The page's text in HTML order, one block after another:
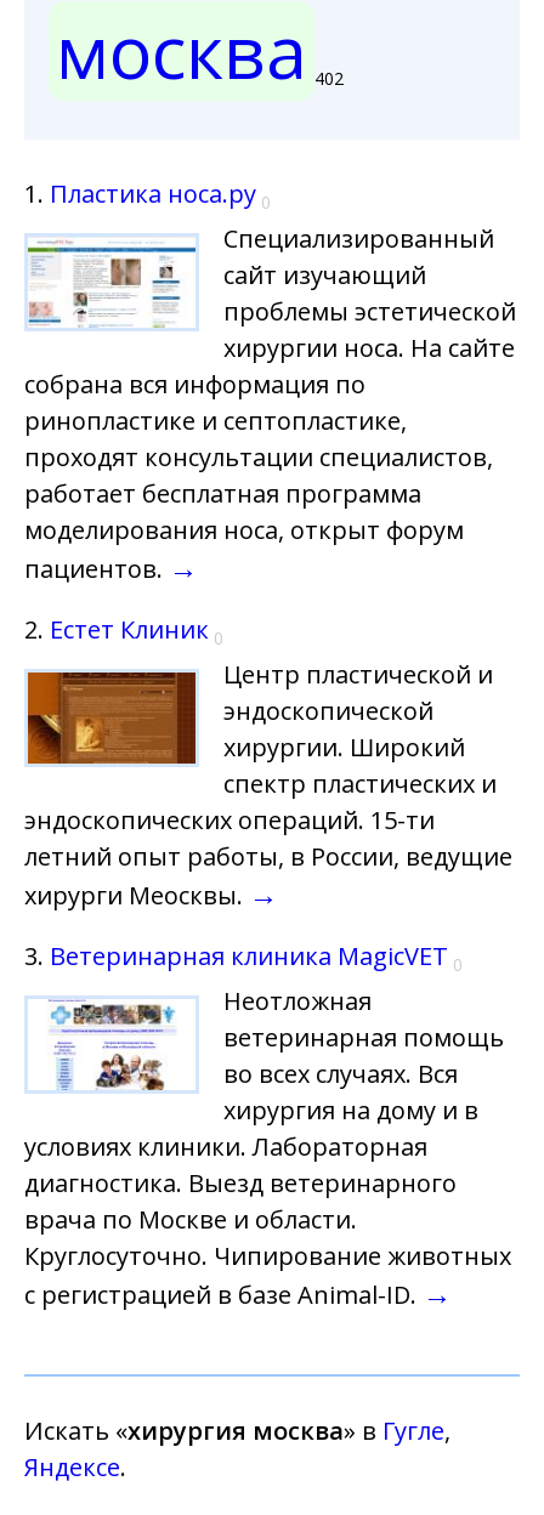
москва 402
1. Пластика носа.ру 0
Специализированный
сайт изучающий
проблемы эстетической
хирургии носа. На сайте
собрана вся информация по
ринопластике и септопластике,
проходят консультации специалистов,
работает бесплатная программа
моделирования носа, открыт форум
пациентов. →
2. Естет Клиник 0
Центр пластической и
эндоскопической
хирургии. Широкий
спектр пластических и
эндоскопических операций. 15-ти
летний опыт работы, в России, ведущие
хирурги Меосквы. →
3. Ветеринарная клиника MagicVET 0
Неотложная
ветеринарная помощь
во всех случаях. Вся
хирургия на дому и в
условиях клиники. Лабораторная
диагностика. Выезд ветеринарного
врача по Москве и области.
Круглосуточно. Чипирование животных
с регистрацией в базе Animal-ID. →
Искать «хирургия москва» в Гугле,
Яндексе.